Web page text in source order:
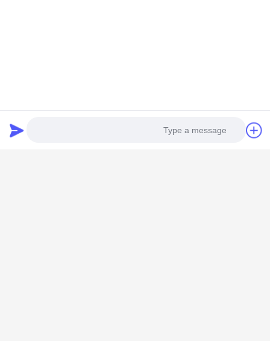
وسائل التواصل الاجتماعي